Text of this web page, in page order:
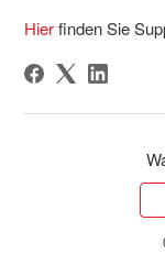
Hierfinden Sie